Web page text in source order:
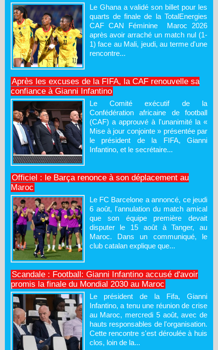
Le Ghana a validé son billet pour les
quarts de finale de la TotalEnergies
CAF CAN Féminine Maroc 2026
après avoir arraché un match nul (1-
1) face au Mali, jeudi, au terme d'une
rencontre...
Après les excuses de la FIFA, la CAF renouvelle sa
confiance à Gianni Infantino
Le Comité exécutif de la
Confédération africaine de football
(CAF) a approuvé à l'unanimité la «
Mise à jour conjointe » présentée par
le président de la FIFA, Gianni
Infantino, et le secrétaire...
Officiel : le Barça renonce à son déplacement au
Maroc
Le FC Barcelone a annoncé, ce jeudi
6 août, l'annulation du match amical
que son équipe première devait
disputer le 15 août à Tanger, au
Maroc. Dans un communiqué, le
club catalan explique que...
Scandale : Football: Gianni Infantino accusé d'avoir
promis la finale du Mondial 2030 au Maroc
Le président de la Fifa, Gianni
Infantino, a tenu une réunion de crise
au Maroc, mercredi 5 août, avec de
hauts responsables de l'organisation.
Cette rencontre s'est déroulée à huis
clos, loin de la...